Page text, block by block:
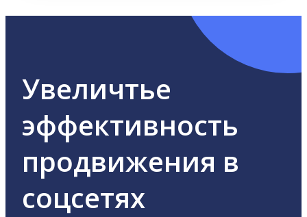
Увеличтье
эффективность
продвижения в
соцсетях